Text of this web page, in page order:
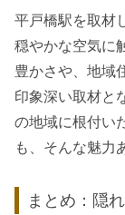
平戸橋駅を取材
穏やかな空気に
豊かさや、地域
印象深い取材と
の地域に根付い
も、そんな魅力
まとめ：隠